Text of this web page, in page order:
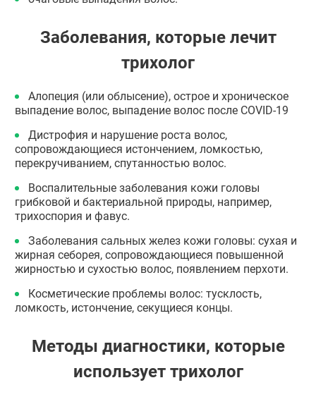
Заболевания, которые лечит
трихолог
Алопеция (или облысение), острое и хроническое
выпадение волос, выпадение волос после COVID-19
Дистрофия и нарушение роста волос,
сопровождающиеся истончением, ломкостью,
перекручиванием, спутанностью волос.
Воспалительные заболевания кожи головы
грибковой и бактериальной природы, например,
трихоспория и фавус.
Заболевания сальных желез кожи головы: сухая и
жирная себорея, сопровождающиеся повышенной
жирностью и сухостью волос, появлением перхоти.
Косметические проблемы волос: тусклость,
ломкость, истончение, секущиеся концы.
Методы диагностики, которые
использует трихолог